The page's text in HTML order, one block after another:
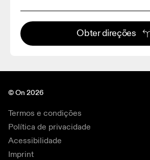
Obter direções
© On 2026
Termos e condições
Política de privacidade
Acessibilidade
Imprint